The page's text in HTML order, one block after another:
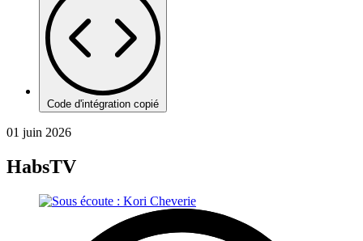
Code d'intégration copié
01 juin 2026
HabsTV